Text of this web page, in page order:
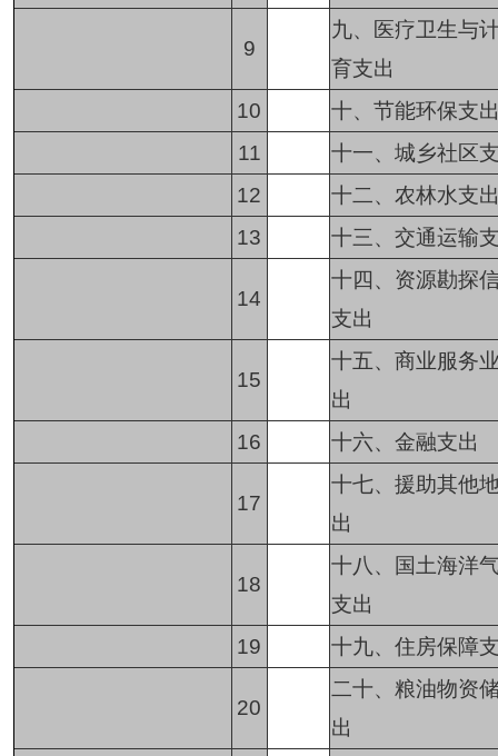
9
九、医疗卫生与
育支出
10
十、节能环保支
11
十一、城乡社区
12
十二、农林水支
13
十三、交通运输
14
十四、资源勘探
支出
15
十五、商业服务
出
16
十六、金融支出
17
十七、援助其他
出
18
十八、国土海洋
支出
19
十九、住房保障
20
二十、粮油物资
出